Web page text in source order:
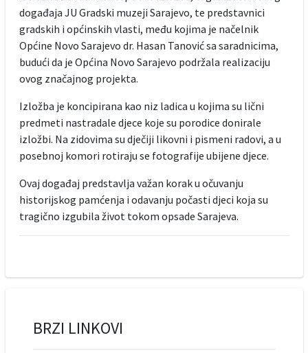
događaja JU Gradski muzeji Sarajevo, te predstavnici
gradskih i općinskih vlasti, među kojima je načelnik
Općine Novo Sarajevo dr. Hasan Tanović sa saradnicima,
budući da je Općina Novo Sarajevo podržala realizaciju
ovog značajnog projekta.
Izložba je koncipirana kao niz ladica u kojima su lični
predmeti nastradale djece koje su porodice donirale
izložbi. Na zidovima su dječiji likovni i pismeni radovi, a u
posebnoj komori rotiraju se fotografije ubijene djece.
Ovaj događaj predstavlja važan korak u očuvanju
historijskog pamćenja i odavanju počasti djeci koja su
tragično izgubila život tokom opsade Sarajeva.
BRZI LINKOVI